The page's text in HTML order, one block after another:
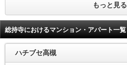
もっと見る
総持寺におけるマンション・アパート一覧
ハチブセ高槻